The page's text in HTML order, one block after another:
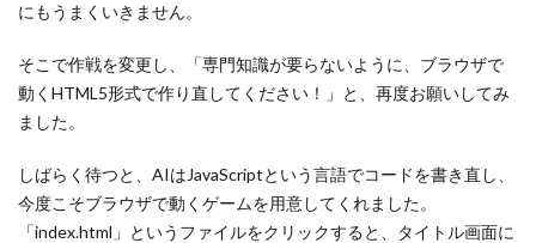
にもうまくいきません。
そこで作戦を変更し、「専門知識が要らないように、ブラウザで
動くHTML5形式で作り直してください！」と、再度お願いしてみ
ました。
しばらく待つと、AIはJavaScriptという言語でコードを書き直し、
今度こそブラウザで動くゲームを用意してくれました。
「index.html」というファイルをクリックすると、タイトル画面に